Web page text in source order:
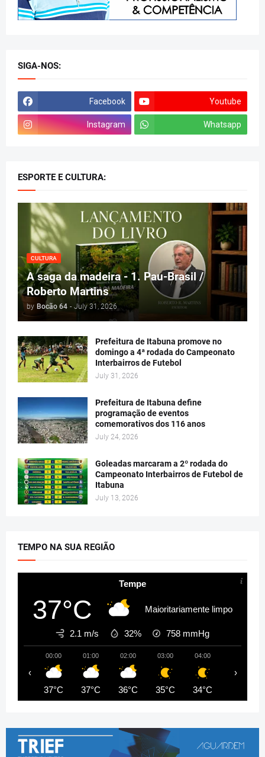
SIGA-NOS:
Facebook Youtube
Instagram Whatsapp
ESPORTE E CULTURA:
CULTURA
A saga da madeira - 1. Pau-Brasil /
Roberto Martins
by Bocão 64 - July 31, 2026
Prefeitura de Itabuna promove no
domingo a 4ª rodada do Campeonato
Interbairros de Futebol
July 31, 2026
Prefeitura de Itabuna define
programação de eventos
comemorativos dos 116 anos
July 24, 2026
Goleadas marcaram a 2º rodada do
Campeonato Interbairros de Futebol de
Itabuna
July 13, 2026
TEMPO NA SUA REGIÃO
Tempe
37°C Maioritariamente limpo
2.1 m/s 32% 758 mmHg
00:00
37°C
01:00
37°C
02:00
36°C
03:00
35°C
04:00
34°C
‹ ›